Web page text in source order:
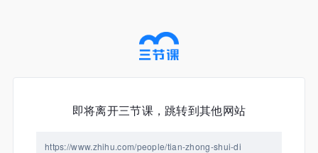
即将离开三节课，跳转到其他网站
https://www.zhihu.com/people/tian-zhong-shui-di